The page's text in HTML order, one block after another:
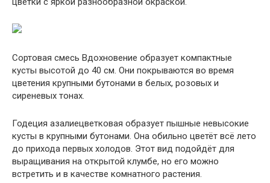
Сортовая смесь Вдохновение образует компактные
кусты высотой до 40 см. Они покрываются во время
цветения крупными бутонами в белых, розовых и
сиреневых тонах.
Годеция азалиецветковая образует пышные невысокие
кусты в крупными бутонами. Она обильно цветёт всё лето
до прихода первых холодов. Этот вид подойдёт для
выращивания на открытой клумбе, но его можно
встретить и в качестве комнатного растения.